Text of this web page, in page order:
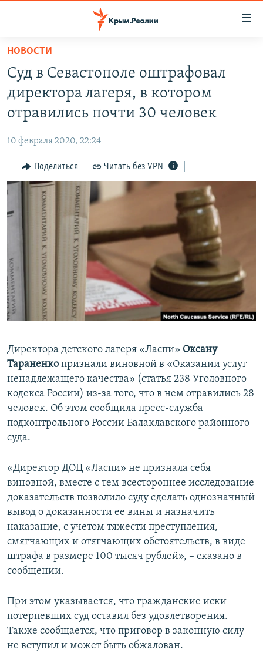
Вернуться
основному
содержанию
Вернутся
главной
навигации
Вернутся
поиску
СПЕЦПРОЕКТЫ
11 ЛЕТ ОККУПАЦИИ КРЫМА. 11 ИСТОРИЙ СОПРОТИВЛЕНИЯ
ВОДА
ЕЩЕ
ИНТЕРАКТИВ
ИНФОГРАФИКА
ТЕЛЕПРОЕКТ КРЫМ.РЕАЛИИ
СОВЕТЫ ПРАВОЗАЩИТНИКОВ
ПРОПАВШИЕ БЕЗ ВЕСТИ
ПОБЕДИТЕЛЕЙ НЕ СУДЯТ?
КРЫМ.НЕПОКОРЕННЫЙ
ELIFBE
РАДІО СВОБОДА
КАК ОБОЙТИ БЛОКИРОВКУ
Українською
Qırımtatar
ПРИСОЕДИНЯЙТЕСЬ!
Все сайты RFE/RL
НОВОСТИ
Суд в Севастополе оштрафовал
директора лагеря, в котором
отравились почти 30 человек
10 февраля 2020, 22:24
Поделиться Читать без VPN
Директора детского лагеря «Ласпи» Оксану
Тараненко признали виновной в «Оказании услуг
ненадлежащего качества» (статья 238 Уголовного
кодекса России) из-за того, что в нем отравились 28
человек. Об этом сообщила пресс-служба
подконтрольного России Балаклавского районного
суда.
«Директор ДОЦ «Ласпи» не признала себя
виновной, вместе с тем всестороннее исследование
доказательств позволило суду сделать однозначный
вывод о доказанности ее вины и назначить
наказание, с учетом тяжести преступления,
смягчающих и отягчающих обстоятельств, в виде
штрафа в размере 100 тысяч рублей», – сказано в
сообщении.
При этом указывается, что гражданские иски
потерпевших суд оставил без удовлетворения.
Также сообщается, что приговор в законную силу
не вступил и может быть обжалован.